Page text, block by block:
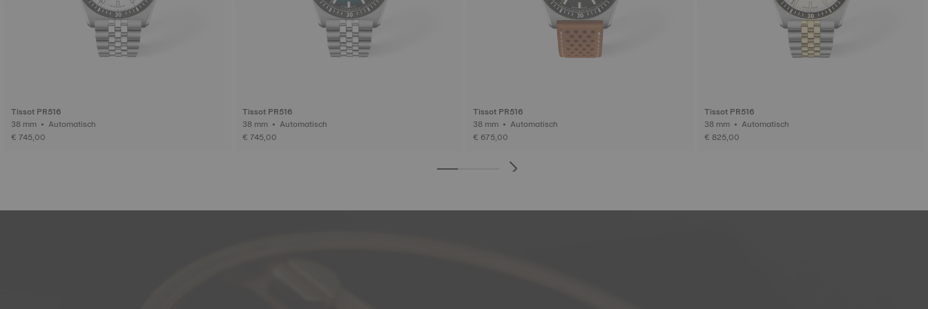
Tissot PR516
38 mm • Automatisch
€ 745,00
Tissot PR516
38 mm • Automatisch
€ 745,00
Tissot PR516
38 mm • Automatisch
€ 675,00
Tissot PR516
38 mm • Automatisch
€ 825,00